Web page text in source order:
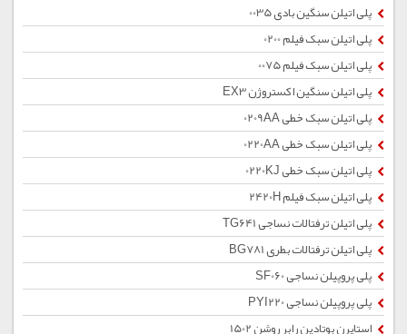
پلی اتیلن سنگین بادی 0035
پلی اتیلن سبک فیلم 0200
پلی اتیلن سبک فیلم 0075
پلی اتیلن سنگین اکستروژن EX3
پلی اتیلن سبک خطی 0209AA
پلی اتیلن سبک خطی 0220AA
پلی اتیلن سبک خطی 0220KJ
پلی اتیلن سبک فیلم 2420H
پلی اتیلن ترفتالات نساجی TG641
پلی اتیلن ترفتالات بطری BG781
پلی پروپیلن نساجی SF060
پلی پروپیلن نساجی PYI220
استایرن بوتادین رابر روشن 1502